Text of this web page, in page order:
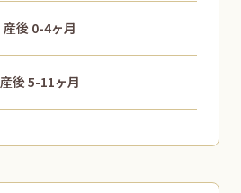
産後 0-4ヶ月
産後 5-11ヶ月